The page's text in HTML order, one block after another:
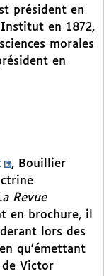
président en
en 1872,
morales
en
, Bouillier
Revue
en brochure, il
lors des
qu’émettant
de Victor